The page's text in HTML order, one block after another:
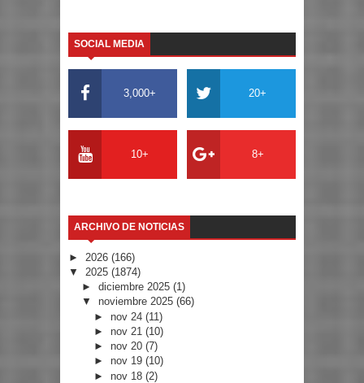
SOCIAL MEDIA
3,000+ 20+
10+ 8+
ARCHIVO DE NOTICIAS
► 2026 (166)
▼ 2025 (1874)
► diciembre 2025 (1)
▼ noviembre 2025 (66)
► nov 24(11)
► nov 21(10)
► nov 20(7)
► nov 19(10)
► nov 18(2)